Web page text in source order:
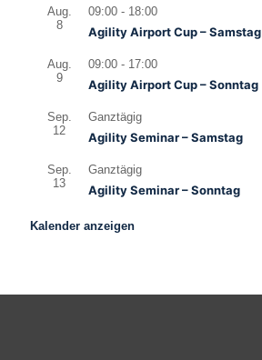
Aug.
8
09:00 - 18:00
Agility Airport Cup – Samstag
Aug.
9
09:00 - 17:00
Agility Airport Cup – Sonntag
Sep.
12
Ganztägig
Agility Seminar – Samstag
Sep.
13
Ganztägig
Agility Seminar – Sonntag
Kalender anzeigen